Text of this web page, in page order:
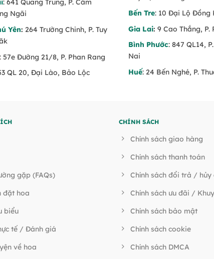
: 641 Quang Trung, P. Cẩm
Ngãi
Yên: 264 Trường Chinh, P. Tuy
: 57e Đường 21/8, P. Phan Rang
QL 20, Đại Lào, Bảo Lộc
Bến Tre: 10 Đại Lộ Đồng
Gia Lai: 9 Cao Thắng, P.
Bình Phước: 847 QL14,
Nai
Huế: 24 Bến Nghé, P.
gặp (FAQs)
đặt hoa
biểu
tế / Đánh giá
về hoa
CHÍNH SÁCH
Chính sách giao hàng
Chính sách thanh toán
Chính sách đổi trả / hủy
Chính sách ưu đãi /
Chính sách bảo mật
Chính sách cookie
Chính sách DMCA